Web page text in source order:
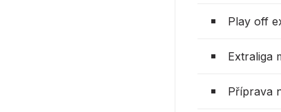
Play off
Extraliga
Příprava